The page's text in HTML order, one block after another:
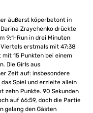
äußerst köperbetont in
Zraychenko drückte
9:1-Run in drei Minuten
erstmals mit 47:38
15 Punkten bei einem
Die Girls aus
Zeit auf: insbesondere
Spiel und erzielte allein
zehn Punkte. 90 Sekunden
auf 66:59, doch die Partie
gelang den Gästen